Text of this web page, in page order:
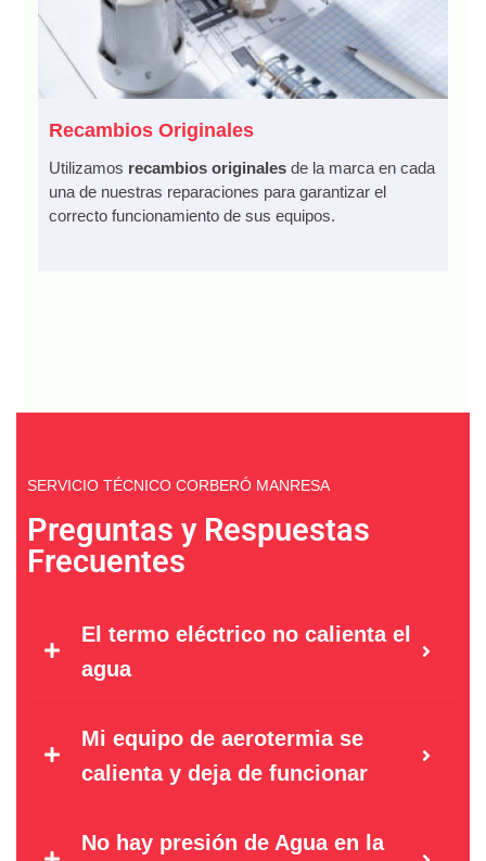
Recambios Originales
Utilizamos recambios originales de la marca en cada
una de nuestras reparaciones para garantizar el
correcto funcionamiento de sus equipos.
SERVICIO TÉCNICO CORBERÓ MANRESA
Preguntas y Respuestas
Frecuentes
El termo eléctrico no calienta el
agua
Mi equipo de aerotermia se
calienta y deja de funcionar
No hay presión de Agua en la